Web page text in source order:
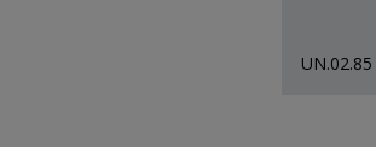
UN.02.85